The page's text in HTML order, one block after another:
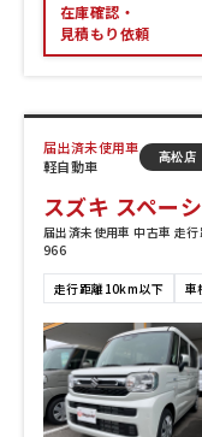
在庫確認・
見積もり依頼
届出済未使用車
軽自動車
高松店
スズキ スペー
届出済未使用車 中古車 走
966
走行距離10km以下 車